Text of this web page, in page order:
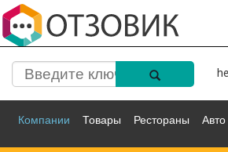
Компании Товары Рестораны Авто